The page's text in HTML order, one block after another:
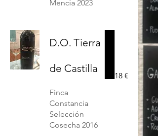
D.O. Tierra
de Castilla
Finca
Constancia
Selección
Cosecha 2016
18 €